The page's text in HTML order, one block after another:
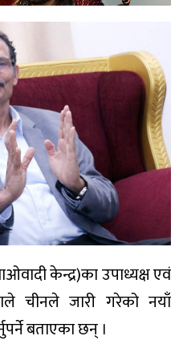
केन्द्र)का उपाध्यक्ष एवं
चीनले जारी गरेको नयाँ
बताएका छन् ।